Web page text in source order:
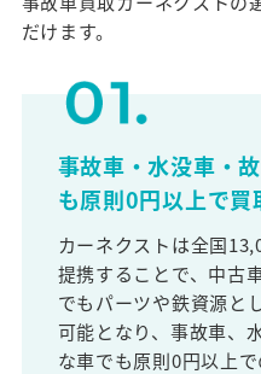
だけます。
事故車・水没車・
も原則0円以上で買
カーネクストは全国
提携することで、中古
でもパーツや鉄資源と
可能となり、事故車、
な車でも原則0円以上